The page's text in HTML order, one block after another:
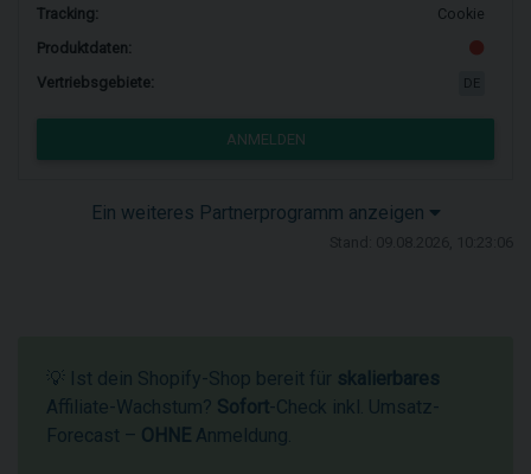
Tracking:
Cookie
Produktdaten:
Vertriebsgebiete:
ANMELDEN
Ein weiteres Partnerprogramm anzeigen
💡 Ist dein Shopify-Shop bereit für skalierbares
Affiliate-Wachstum? Sofort-Check inkl. Umsatz-
Forecast – OHNE Anmeldung.